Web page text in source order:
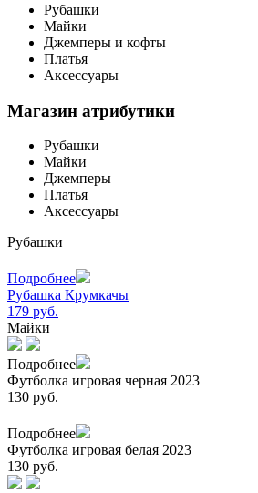
Рубашки
Майки
Джемперы и кофты
Платья
Аксессуары
Магазин атрибутики
Рубашки
Майки
Джемперы
Платья
Аксессуары
Рубашки
Подробнее
Рубашка Крумкачы
179 руб.
Майки
Подробнее
Футболка игровая черная 2023
130 руб.
Подробнее
Футболка игровая белая 2023
130 руб.